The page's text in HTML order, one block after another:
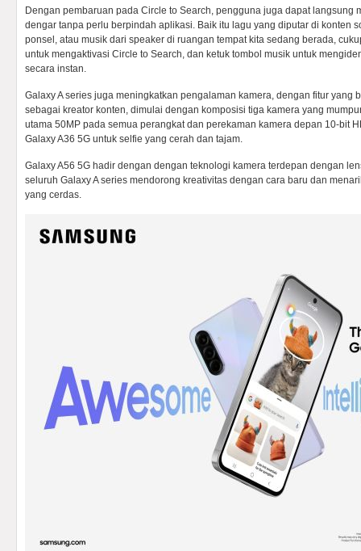
Dengan pembaruan pada Circle to Search, pengguna juga dapat langsung
dengar tanpa perlu berpindah aplikasi. Baik itu lagu yang diputar di konten
ponsel, atau musik dari speaker di ruangan tempat kita sedang berada,
untuk mengaktivasi Circle to Search, dan ketuk tombol musik untuk
secara instan.
Galaxy A series juga meningkatkan pengalaman kamera, dengan fitur yang
sebagai kreator konten, dimulai dengan komposisi tiga kamera yang
utama 50MP pada semua perangkat dan perekaman kamera depan 10-bit
Galaxy A36 5G untuk selfie yang cerah dan tajam.
Galaxy A56 5G hadir dengan dengan teknologi kamera terdepan dengan
seluruh Galaxy A series mendorong kreativitas dengan cara baru dan
yang cerdas.